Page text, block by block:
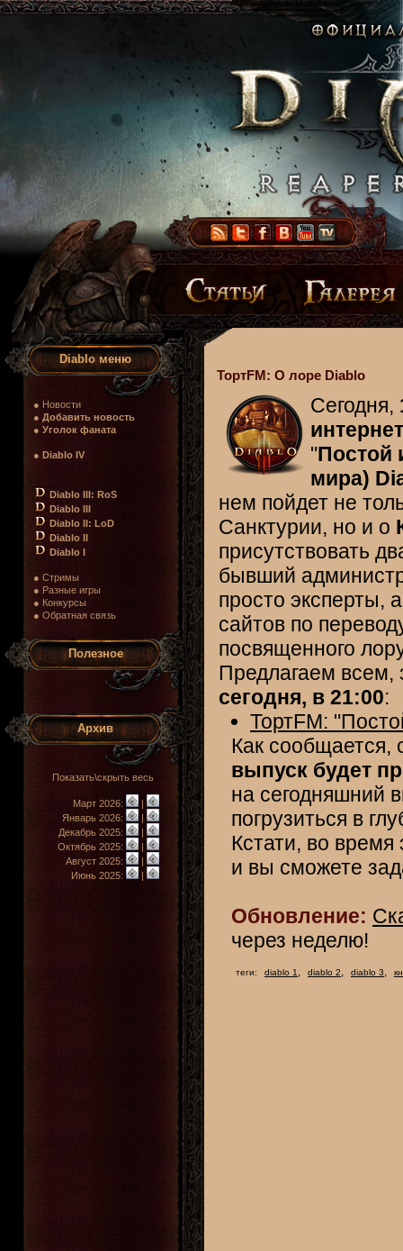
Diablo меню
● Новости
● Добавить новость
● Уголок фаната
● Diablo IV
Diablo III: RoS
Diablo III
Diablo II: LoD
Diablo II
Diablo I
● Стримы
● Разные игры
● Конкурсы
● Обратная связь
Полезное
Архив
Показать\скрыть весь
Март 2026:
|
Январь 2026:
|
Декабрь 2025:
|
Октябрь 2025:
|
Август 2025:
|
Июнь 2025:
|
ТортFM: О лоре Diablo
Сегодня,
"Постой
мира)
нем пойдет не
Санктурии, но и о
присутствовать
бывший
просто эксперты,
сайтов по
посвященного
Предлагаем всем,
сегодня, в 21:00:
ТортFM:
Как сообщается,
выпуск будет
на сегодняшний
погрузиться в
Кстати, во
и вы сможете
Обновление:
через неделю!
теги: diablo 1 , diablo 2, diablo 3,